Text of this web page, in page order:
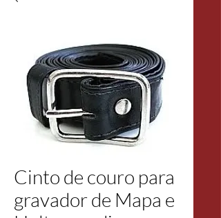
Cinto de couro para
gravador de Mapa e